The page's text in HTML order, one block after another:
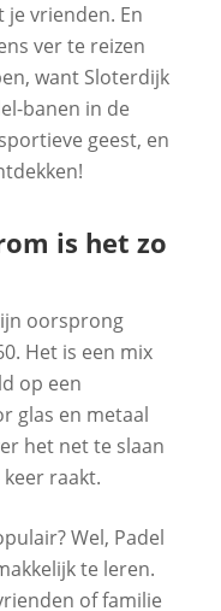
vrienden. En
ver te reizen
want Sloterdijk
banen in de
geest, en
is het zo
oorsprong
Het is een mix
op een
glas en metaal
het net te slaan
raakt.
Wel, Padel
te leren.
of familie